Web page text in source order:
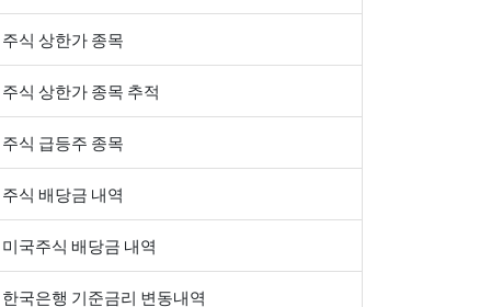
주식 상한가 종목
주식 상한가 종목 추적
주식 급등주 종목
주식 배당금 내역
미국주식 배당금 내역
한국은행 기준금리 변동내역